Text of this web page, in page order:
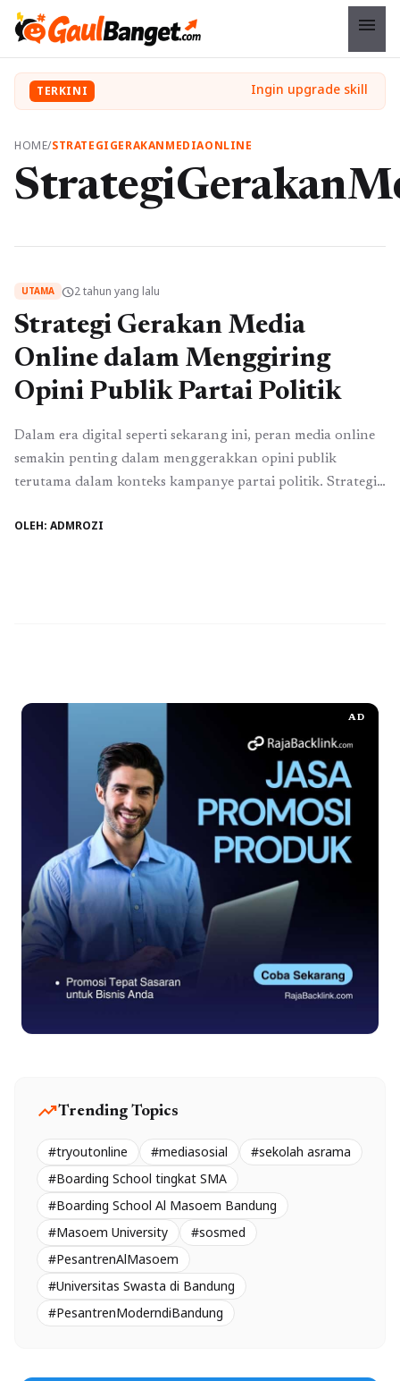
menu
TERKINI
HOME/STRATEGIGERAKANMEDIAONLINE
UTAMA schedule2 tahun yang lalu
Strategi Gerakan Media
Online dalam Menggiring
Opini Publik Partai Politik
Dalam era digital seperti sekarang ini, peran media online
semakin penting dalam menggerakkan opini publik
terutama dalam konteks kampanye partai politik. Strategi
untuk mengarahkan arus pemikiran publik sesuai dengan
OLEH: ADMROZI
AD
trending_upTrending Topics
#tryoutonline #mediasosial
#sekolah asrama
#Boarding School tingkat SMA
#Boarding School Al Masoem Bandung
#Masoem University
#sosmed
#PesantrenAlMasoem
#Universitas Swasta di Bandung
#PesantrenModerndiBandung